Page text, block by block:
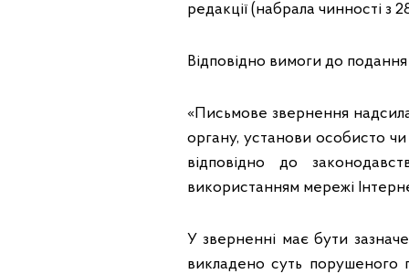
редакції (набрала чинності з
Відповідно вимоги до
«Письмове звернення
органу, установи особисто
відповідно до
використанням мережі
У зверненні має бути
викладено суть порушеного